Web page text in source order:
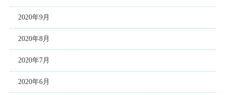
2020年9月
2020年8月
2020年7月
2020年6月